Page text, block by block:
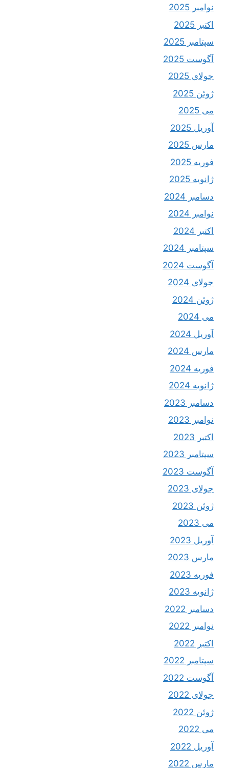
نوامبر 2025
اکتبر 2025
سپتامبر 2025
آگوست 2025
جولای 2025
ژوئن 2025
می 2025
آوریل 2025
مارس 2025
فوریه 2025
ژانویه 2025
دسامبر 2024
نوامبر 2024
اکتبر 2024
سپتامبر 2024
آگوست 2024
جولای 2024
ژوئن 2024
می 2024
آوریل 2024
مارس 2024
فوریه 2024
ژانویه 2024
دسامبر 2023
نوامبر 2023
اکتبر 2023
سپتامبر 2023
آگوست 2023
جولای 2023
ژوئن 2023
می 2023
آوریل 2023
مارس 2023
فوریه 2023
ژانویه 2023
دسامبر 2022
نوامبر 2022
اکتبر 2022
سپتامبر 2022
آگوست 2022
جولای 2022
ژوئن 2022
می 2022
آوریل 2022
مارس 2022